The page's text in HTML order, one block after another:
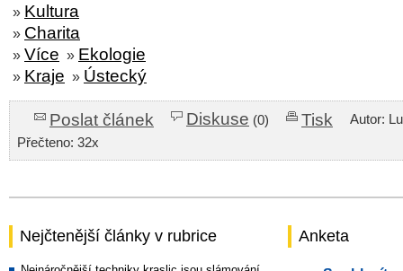
» Kultura
» Charita
» Více » Ekologie
» Kraje » Ústecký
Poslat článek Diskuse (0) Tisk
Autor:
Přečteno: 32x
Nejčtenější články v rubrice Anketa